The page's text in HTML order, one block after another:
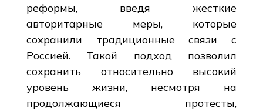
реформы, введя жесткие
авторитарные меры, которые
сохранили традиционные связи с
Россией. Такой подход позволил
сохранить относительно высокий
уровень жизни, несмотря на
продолжающиеся протесты,